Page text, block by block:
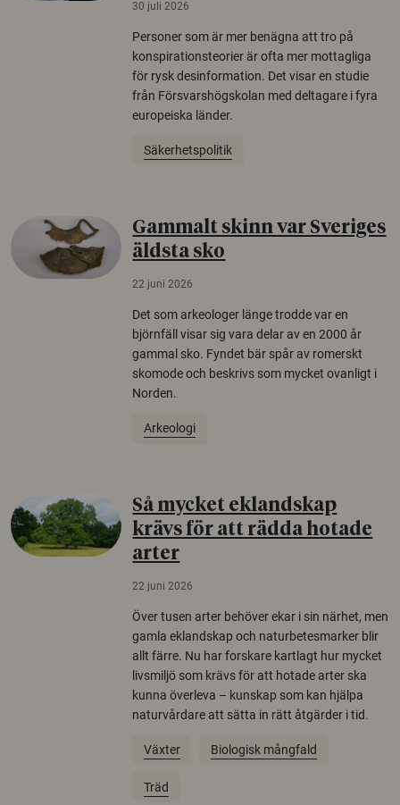
30 juli 2026
Personer som är mer benägna att tro på
konspirationsteorier är ofta mer mottagliga
för rysk desinformation. Det visar en studie
från Försvarshögskolan med deltagare i fyra
europeiska länder.
Säkerhetspolitik
Gammalt skinn var Sveriges
äldsta sko
22 juni 2026
Det som arkeologer länge trodde var en
björnfäll visar sig vara delar av en 2000 år
gammal sko. Fyndet bär spår av romerskt
skomode och beskrivs som mycket ovanligt i
Norden.
Arkeologi
Så mycket eklandskap
krävs för att rädda hotade
arter
22 juni 2026
Över tusen arter behöver ekar i sin närhet, men
gamla eklandskap och naturbetesmarker blir
allt färre. Nu har forskare kartlagt hur mycket
livsmiljö som krävs för att hotade arter ska
kunna överleva – kunskap som kan hjälpa
naturvårdare att sätta in rätt åtgärder i tid.
Växter Biologisk mångfald
Träd